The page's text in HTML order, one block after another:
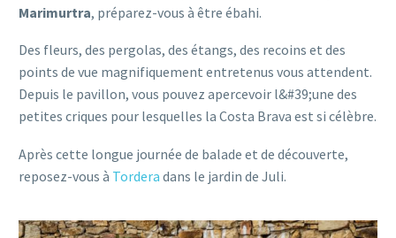
Marimurtra, préparez-vous à être ébahi.
Des fleurs, des pergolas, des étangs, des recoins et des
points de vue magnifiquement entretenus vous attendent.
Depuis le pavillon, vous pouvez apercevoir l&#39;une des
petites criques pour lesquelles la Costa Brava est si célèbre.
Après cette longue journée de balade et de découverte,
reposez-vous à Tordera dans le jardin de Juli.